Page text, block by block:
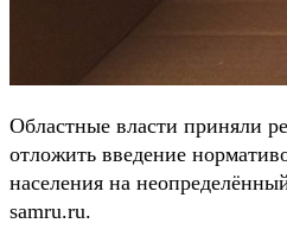
Областные власти приняли
отложить введение
населения на
samru.ru.